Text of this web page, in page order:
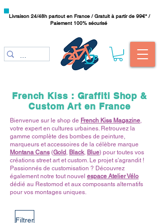
Livraison 24/48h partout en France / Gratuit à partir de 99€* /
Paiement 100% sécurisé
French Kiss : Graffiti Shop &
Custom Art en France
Bienvenue sur le shop de French Kiss Magazine,
votre expert en cultures urbaines. Retrouvez la
gamme complète des bombes de peinture,
marqueurs et accessoires de la célèbre marque
Montana Cans (Gold , Black, Blue) pour toutes vos
créations street art et custom. Le projet s'agrandit !
Passionnés de customisation ? Découvrez
également notre tout nouvel espace Atelier Vélo
dédié au Restomod et aux composants alternatifs
pour vos montages uniques.
Filtrer